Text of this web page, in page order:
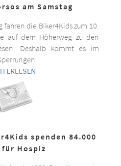
am Samstag
fahren die Biker4Kids zum 10.
auf dem Höherweg zu den
Deshalb kommt es im
spenden 84.000
für Hospiz